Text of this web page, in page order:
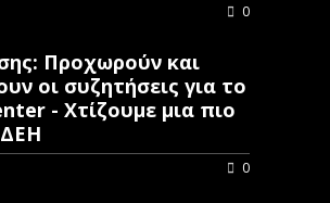
0
Προχωρούν και
οι συζητήσεις για το
- Χτίζουμε μια πιο
0